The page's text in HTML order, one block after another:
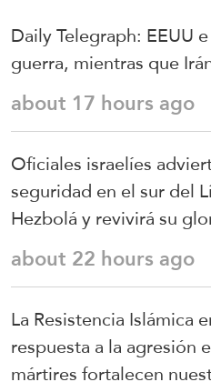
Daily Telegraph: EEUU
guerra, mientras que
about 17 hours ago
Oficiales israelíes
seguridad en el sur del
Hezbolá y revivirá su
about 22 hours ago
La Resistencia Islámica
respuesta a la agresión
mártires fortalecen